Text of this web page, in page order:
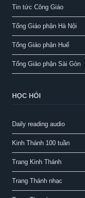
Tin tức Công Giáo
Tổng Giáo phận Hà Nội
Tổng Giáo phận Huế
Tổng Giáo phận Sài Gòn
HỌC HỎI
Daily reading audio
Kinh Thánh 100 tuần
Trang Kinh Thánh
Trang Thánh nhạc